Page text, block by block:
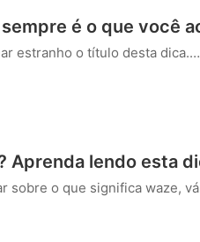
é o que você
estranho o título desta dica.…
Aprenda lendo esta
sobre o que significa waze,